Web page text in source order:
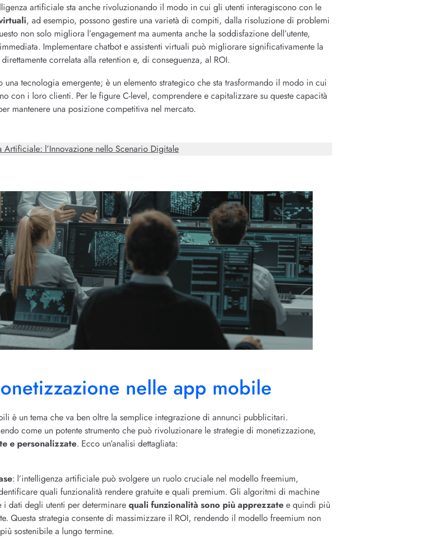
artificiale sta anche rivoluzionando il modo in cui gli utenti interagiscono con le
, ad esempio, possono gestire una varietà di compiti, dalla risoluzione di problemi
non solo migliora l’engagement ma aumenta anche la soddisfazione dell’utente,
Implementare chatbot e assistenti virtuali può migliorare significativamente la
correlata alla retention e, di conseguenza, al ROI.
una tecnologia emergente; è un elemento strategico che sta trasformando il modo in cui
con i loro clienti. Per le figure C-level, comprendere e capitalizzare su queste capacità
mantenere una posizione competitiva nel mercato.
Artificiale: l’Innovazione nello Scenario Digitale
nelle app mobile
è un tema che va ben oltre la semplice integrazione di annunci pubblicitari.
come un potente strumento che può rivoluzionare le strategie di monetizzazione,
e personalizzate. Ecco un’analisi dettagliata:
: l’intelligenza artificiale può svolgere un ruolo cruciale nel modello freemium,
quali funzionalità rendere gratuite e quali premium. Gli algoritmi di machine
i dati degli utenti per determinarequali funzionalità sono più apprezzatee quindi più
Questa strategia consente di massimizzare il ROI, rendendo il modello freemium non
sostenibile a lungo termine.